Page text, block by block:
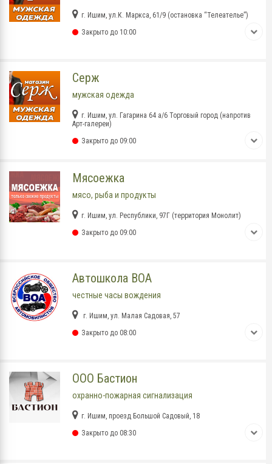
г. Ишим, ул.К. Маркса, 61/9 (остановка “Телеателье”)
Закрыто до 10:00
Серж
мужская одежда
г. Ишим, ул. Гагарина 64 а/6 Торговый город (напротив
Арт-галереи)
Закрыто до 09:00
Мясоежка
мясо, рыба и продукты
г. Ишим, ул. Республики, 97Г (территория Монолит)
Закрыто до 09:00
Автошкола ВОА
честные часы вождения
г. Ишим, ул. Малая Садовая, 57
Закрыто до 08:00
ООО Бастион
охранно-пожарная сигнализация
г. Ишим, проезд Большой Садовый, 18
Закрыто до 08:30